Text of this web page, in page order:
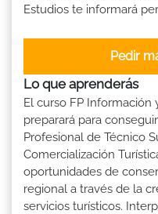
Estudios te informará
Pedir
Lo que aprenderás
El curso FP Información
preparará para
Profesional de Técnico
Comercialización
oportunidades de
regional a través de la
servicios turísticos.